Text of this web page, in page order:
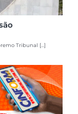
Tribunal [...]